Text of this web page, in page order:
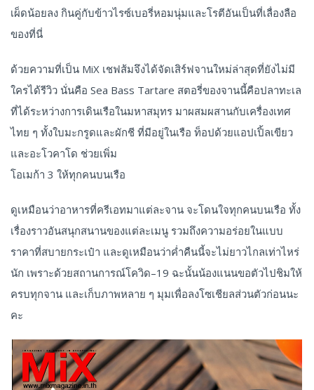
เผ็ดน้อยลง กินคู่กับข้าวไรซ์เบอรี่หอมนุ่มและโรตีอันเป็นที่เลื่องลือ
ของที่นี่
ด้วยความที่เป็น MiX เชฟส้มจึงได้จัดเสิร์ฟจานใหม่ล่าสุดที่ยังไม่มี
ใครได้รีวิว นั่นคือ Sea Bass Tartare สตอรี่ของจานนี้คือปลาทะเล
ที่ได้ระหว่างการเดินเรือในมหาสมุทร มาผสมผสานกับเครื่องเทศ
ไทย ๆ ทั้งใบมะกรูดและผักชี ที่มีอยู่ในเรือ ท็อปด้วยแอปเปิ้ลเขียว
และอะโวคาโด ช่วยเพิ่ม
โอเมก้า 3 ให้ทุกคนบนเรือ
ดูเหมือนว่าอาหารที่ครีเอทมาแต่ละจาน จะโดนใจทุกคนบนเรือ ทั้ง
เรื่องราวอันสนุกสนานของแต่ละเมนู รวมถึงความอร่อยในแบบ
ราคาที่สบายกระเป๋า และดูเหมือนว่าค่ำคืนนี้จะไม่ยาวไกลเท่าไหร่
นัก เพราะด้วยสถานการณ์โควิด–19 ฉะนั้นน้องแนนขอตัวไปชิมให้
ครบทุกจาน และเก็บภาพหลาย ๆ มุมเพื่อลงโซเชียลส่วนตัวก่อนนะ
คะ